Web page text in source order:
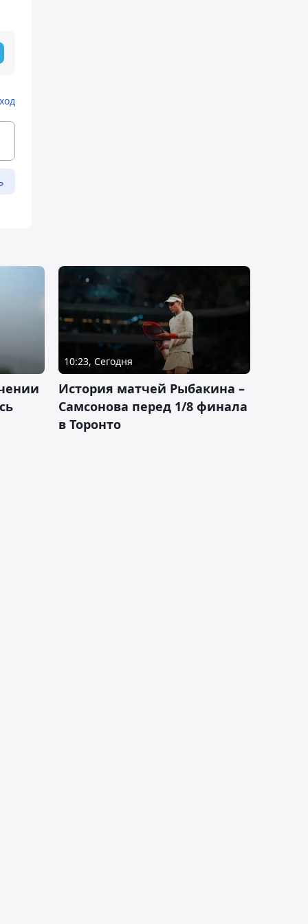
10:23, Сегодня
История матчей Рыбакина –
Самсонова перед 1/8 финала
в Торонто